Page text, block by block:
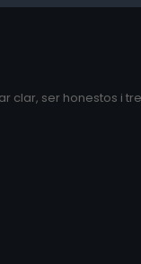
clar, ser honestos i